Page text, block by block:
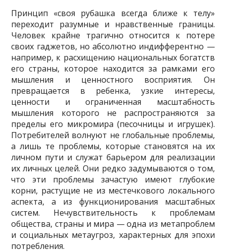
Принцип «своя рубашка всегда ближе к телу»
переходит разумные и нравственные границы.
Человек крайне трагично относится к потере
своих гаджетов, но абсолютно ин­дифферентно —
например, к расхищению национальных богатств
его страны, которое нахо­дится за рамками его
мышления и ценностного восприятия. Он
превращается в ребенка, уз­кие интересы,
ценности и ограниченная масштабность
мышления которого не распростра­няются за
пределы его микромира (песочницы и игрушек).
Потребителей волнуют не гло­бальные проблемы,
а лишь те проблемы, которые становятся на их
личном пути и служат барьером для реализации
их личных целей. Они редко задумываются о том,
что эти пробле­мы зачастую имеют глубокие
корни, растущие не из местечкового локального
аспекта, а из функционирования масштабных
систем. Нечувствительность к проблемам
общества, страны и мира — одна из метапроблем
и социальных метаугроз, характерных для эпохи
потребления.